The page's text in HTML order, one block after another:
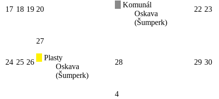
17 18 19 20
Komunál
Oskava
(Šumperk)
22 23
24 25 26
27
Plasty
Oskava
(Šumperk)
28 29 30
4